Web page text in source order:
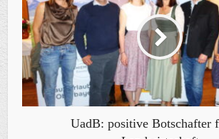
UadB: positive Botschafter